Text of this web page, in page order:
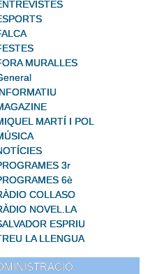
MURALLES
MARTÍ I POL
3r
6è
COLLASO
NOVEL.LA
ESPRIU
LA LLENGUA